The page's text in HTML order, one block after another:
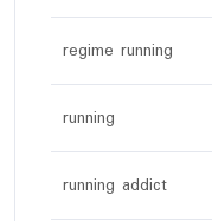
regime running
running
running addict